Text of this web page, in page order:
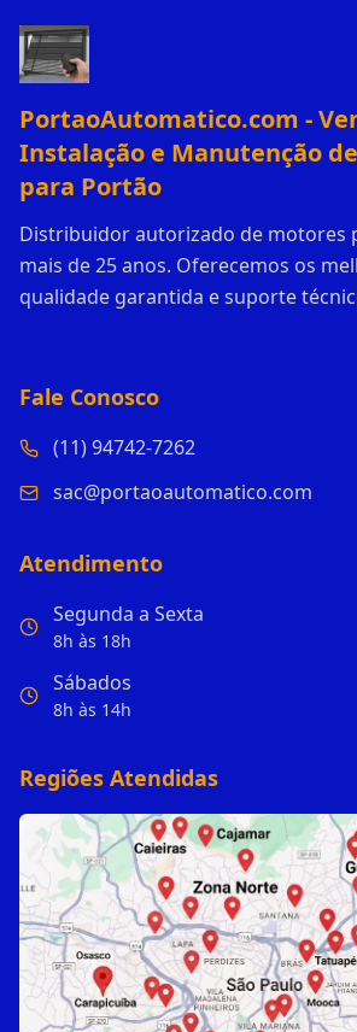
PortaoAutomatico.com -
Instalação e Manutenção
para Portão
Distribuidor autorizado de motores
mais de 25 anos. Oferecemos os
qualidade garantida e suporte
Fale Conosco
(11) 94742-7262
sac@portaoautomatico.com
Atendimento
Segunda a Sexta
8h às 18h
Sábados
8h às 14h
Regiões Atendidas